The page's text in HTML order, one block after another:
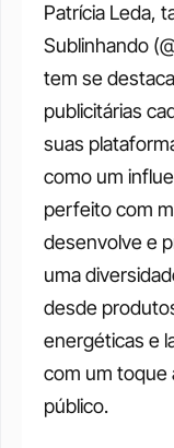
Patrícia Leda,
Sublinhando
tem se
publicitárias
suas
como um
perfeito com
desenvolve e
uma
desde
energéticas e
com um toque
público.